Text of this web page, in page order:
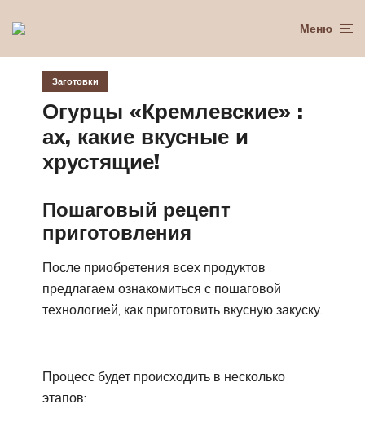
Меню
Заготовки
Огурцы «Кремлевские» :
ах, какие вкусные и
хрустящие!
Пошаговый рецепт
приготовления
После приобретения всех продуктов
предлагаем ознакомиться с пошаговой
технологией, как приготовить вкусную закуску.
Процесс будет происходить в несколько
этапов: